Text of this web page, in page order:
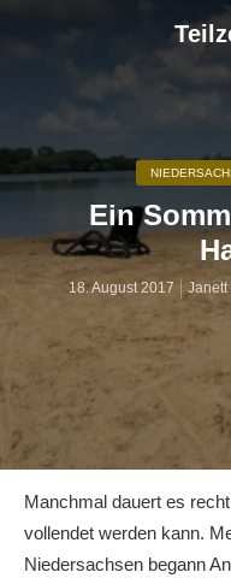
Ein
18. August 2017 Janett
Manchmal dauert es
vollendet werden kann.
Niedersachsen begann